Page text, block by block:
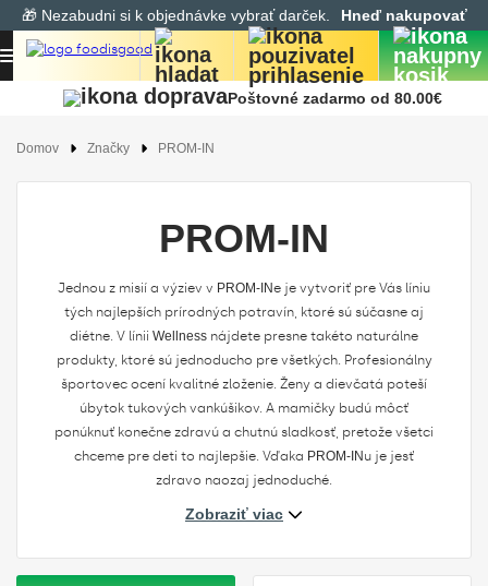
🎁 Nezabudni si k objednávke vybrať darček. Hneď nakupovať
Poštovné zadarmo od 80.00€
Domov Značky PROM-IN
PROM-IN
Jednou z misií a výziev v PROM-INe je vytvoriť pre Vás líniu
tých najlepších prírodných potravín, ktoré sú súčasne aj
diétne. V línii Wellness nájdete presne takéto naturálne
produkty, ktoré sú jednoducho pre všetkých. Profesionálny
športovec ocení kvalitné zloženie. Ženy a dievčatá poteší
úbytok tukových vankúšikov. A mamičky budú môcť
ponúknuť konečne zdravú a chutnú sladkosť, pretože všetci
chceme pre deti to najlepšie. Vďaka PROM-IN u je jesť
zdravo naozaj jednoduché.
Zobraziť viac